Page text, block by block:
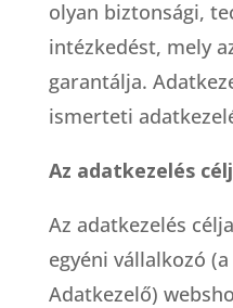
olyan biztonsági,
intézkedést, mely
garantálja.
ismerteti
Az adatkezelés
Az adatkezelés
egyéni vállalkozó
Adatkezelő)